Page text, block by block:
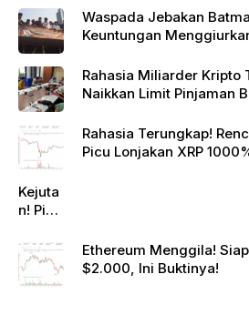
Waspada Jebakan
Keuntungan
Rahasia Miliarder Kripto
Naikkan Limit Pinjaman
Rahasia Terungkap!
Picu Lonjakan XRP
Kejuta
n! Pi
rk
Gande
ng
Ethereum Menggila!
$2.000, Ini Buktinya!